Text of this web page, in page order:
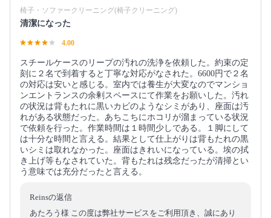
椅子・ソファークリーニング(椅子クリーニング)
清潔になった
4.00
スチールケースのリープの汚れの洗浄を依頼した。約束の定
刻に２名で到着すると丁寧な対応がなされた。6600円で２名
の対応は安いと感じる。室内では養生が大変なのでマンショ
ンエントランスの余剰スペースにて作業をお願いした。汚れ
の状況は背もたれに黒いカビのようなシミがあり、座面は汚
れがある状態だった。あちこちにホコリが溜まっている状況
で依頼を行った。作業時間は１時間少しである。１脚にして
は十分な時間と言える。結果として仕上がりは背もたれの黒
いシミは取れなかった。座面はきれいになっている。埃の拭
き上げ等もなされていた。背もたれは残念だったが清掃とい
う意味では充分だったと言える。
Reinsの返信
あたろう様 この度は弊社サービスをご利用頂き、誠にあり